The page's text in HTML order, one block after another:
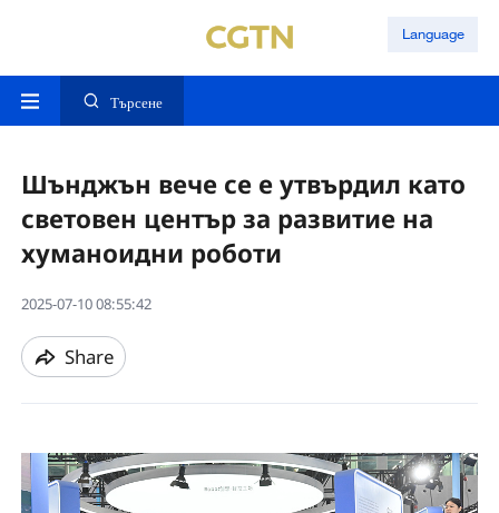
Language
Търсене
Шънджън вече се е утвърдил като
световен център за развитие на
хуманоидни роботи
2025-07-10 08:55:42
Share